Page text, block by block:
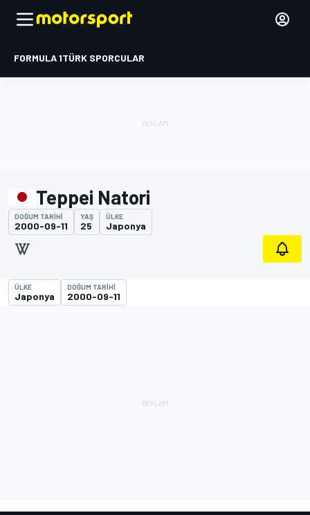
FORMULA 1TÜRK SPORCULAR
Teppei Natori
DOĞUM TARIHI
2000-09-11
YAŞ
25
ÜLKE
Japonya
ÜLKE
Japonya
DOĞUM TARIHI
2000-09-11